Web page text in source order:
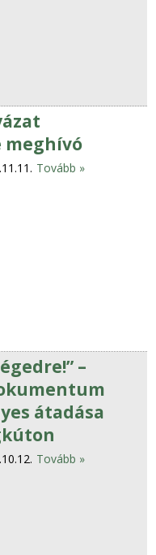
meghívó
Tovább »
–
átadása
Tovább »